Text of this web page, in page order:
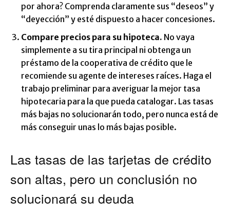
por ahora? Comprenda claramente sus “deseos” y
“deyección” y esté dispuesto a hacer concesiones.
Compare precios para su hipoteca. No vaya
simplemente a su tira principal ni obtenga un
préstamo de la cooperativa de crédito que le
recomiende su agente de intereses raíces. Haga el
trabajo preliminar para averiguar la mejor tasa
hipotecaria para la que pueda catalogar. Las tasas
más bajas no solucionarán todo, pero nunca está de
más conseguir unas lo más bajas posible.
Las tasas de las tarjetas de crédito
son altas, pero un conclusión no
solucionará su deuda